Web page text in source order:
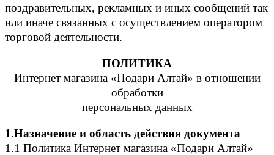
поздравительных, рекламных и иных сообщений так
или иначе связанных с осуществлением оператором
торговой деятельности.
ПОЛИТИКА
Интернет магазина «Подари Алтай» в отношении
обработки
персональных данных
1.Назначение и область действия документа
1.1 Политика Интернет магазина «Подари Алтай»